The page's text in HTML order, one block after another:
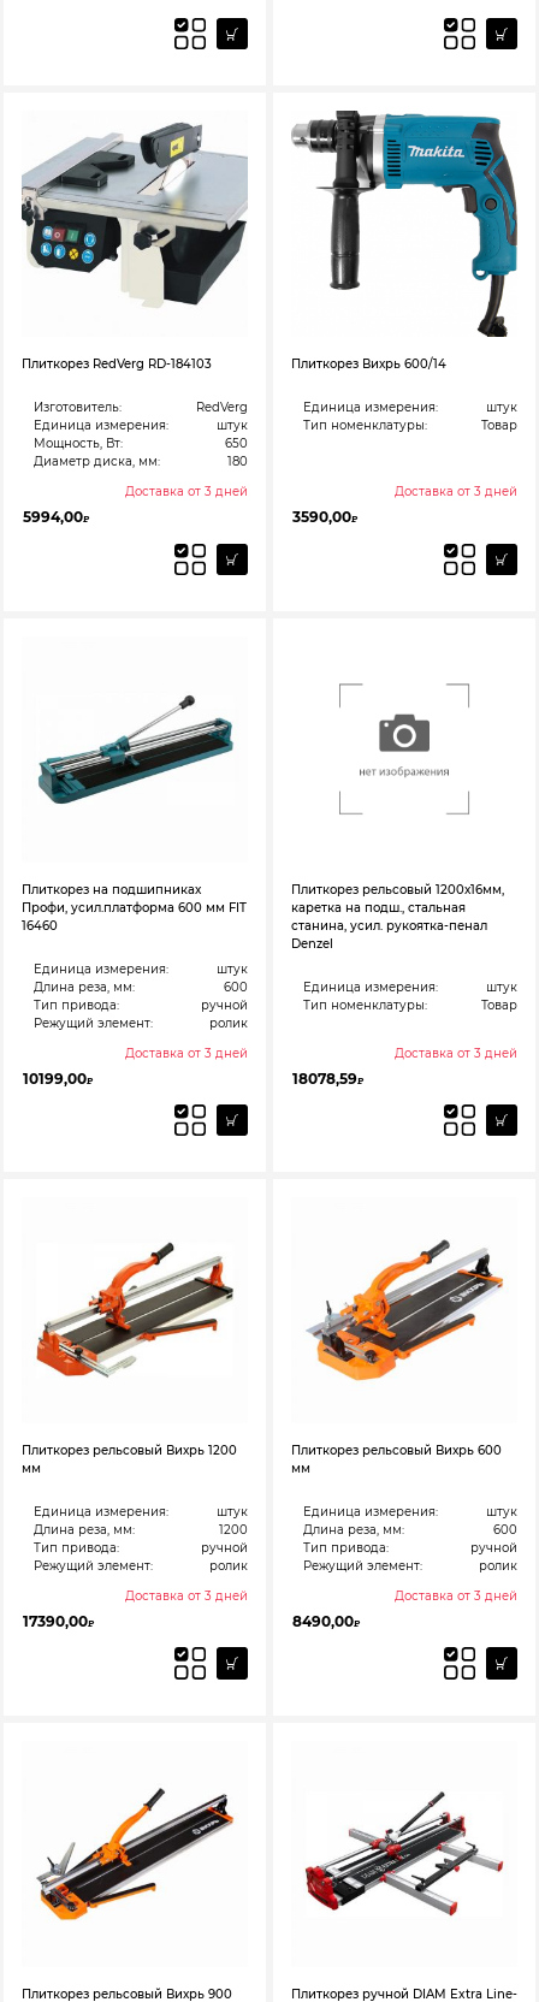
Плиткорез RedVerg RD-184103
Изготовитель:
RedVerg
Единица измерения:
штук
Мощность, Вт:
650
Диаметр диска, мм:
180
Доставка от 3 дней
5994,00₽
Плиткорез Вихрь 600/14
Единица измерения:
штук
Тип номенклатуры:
Товар
Доставка от 3 дней
3590,00₽
Плиткорез на подшипниках
Профи, усил.платформа 600 мм FIT
16460
Единица измерения:
штук
Длина реза, мм:
600
Тип привода:
ручной
Режущий элемент:
ролик
Доставка от 3 дней
10199,00₽
Плиткорез рельсовый 1200х16мм,
каретка на подш., стальная
станина, усил. рукоятка-пенал
Denzel
Единица измерения:
штук
Тип номенклатуры:
Товар
Доставка от 3 дней
18078,59₽
Плиткорез рельсовый Вихрь 1200
мм
Единица измерения:
штук
Длина реза, мм:
1200
Тип привода:
ручной
Режущий элемент:
ролик
Доставка от 3 дней
17390,00₽
Плиткорез рельсовый Вихрь 600
мм
Единица измерения:
штук
Длина реза, мм:
600
Тип привода:
ручной
Режущий элемент:
ролик
Доставка от 3 дней
8490,00₽
Плиткорез рельсовый Вихрь 900
Плиткорез ручной DIAM Extra Line-